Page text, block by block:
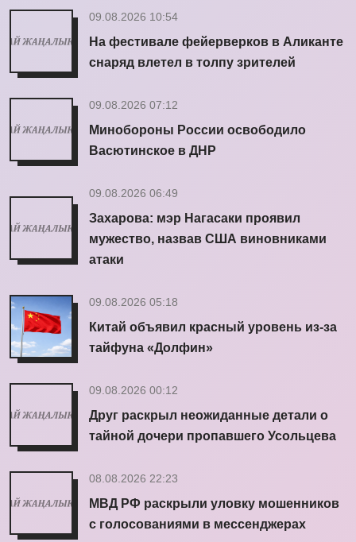
09.08.2026 10:54
На фестивале фейерверков в Аликанте
снаряд влетел в толпу зрителей
09.08.2026 07:12
Минобороны России освободило
Васютинское в ДНР
09.08.2026 06:49
Захарова: мэр Нагасаки проявил
мужество, назвав США виновниками
атаки
09.08.2026 05:18
Китай объявил красный уровень из-за
тайфуна «Долфин»
09.08.2026 00:12
Друг раскрыл неожиданные детали о
тайной дочери пропавшего Усольцева
08.08.2026 22:23
МВД РФ раскрыли уловку мошенников
с голосованиями в мессенджерах